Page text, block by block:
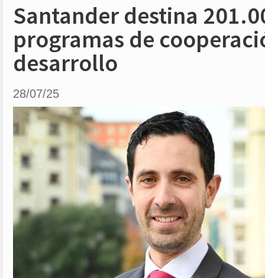
Santander destina
programas de
desarrollo
28/07/25